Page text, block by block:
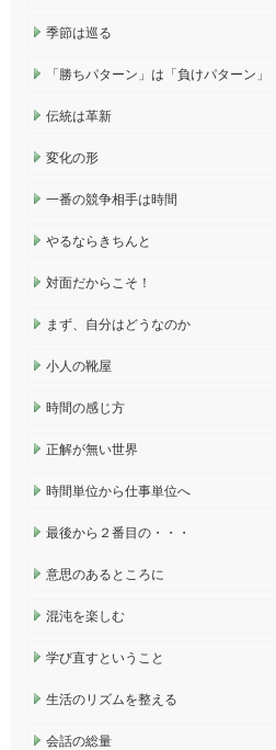
季節は巡る
「勝ちパターン」は「負けパターン」
伝統は革新
変化の形
一番の競争相手は時間
やるならきちんと
対面だからこそ！
まず、自分はどうなのか
小人の靴屋
時間の感じ方
正解が無い世界
時間単位から仕事単位へ
最後から２番目の・・・
意思のあるところに
混沌を楽しむ
学び直すということ
生活のリズムを整える
会話の総量